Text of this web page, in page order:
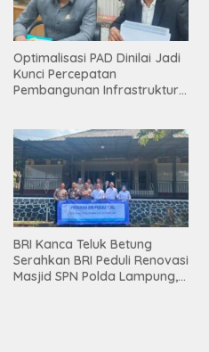
Optimalisasi PAD Dinilai Jadi
Kunci Percepatan
Pembangunan Infrastruktur
BRI Kanca Teluk Betung
Serahkan BRI Peduli Renovasi
Masjid SPN Polda Lampung,